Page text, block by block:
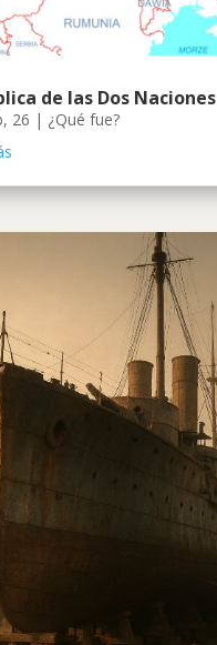
de las Dos Naciones
26 | ¿Qué fue?